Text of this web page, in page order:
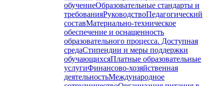
обучениеОбразовательные стандарты и
требованияРуководствоПедагогический
составМатериально-техническое
обеспечение и оснащенность
образовательного процесса. Доступная
средаСтипендии и меры поддержки
обучающихсяПлатные образовательные
услугиФинансово-хозяйственная
деятельностьМеждународное